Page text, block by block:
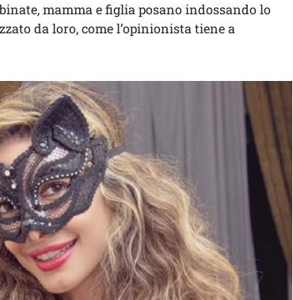
mamma e figlia posano indossando lo
da loro, come l’opinionista tiene a